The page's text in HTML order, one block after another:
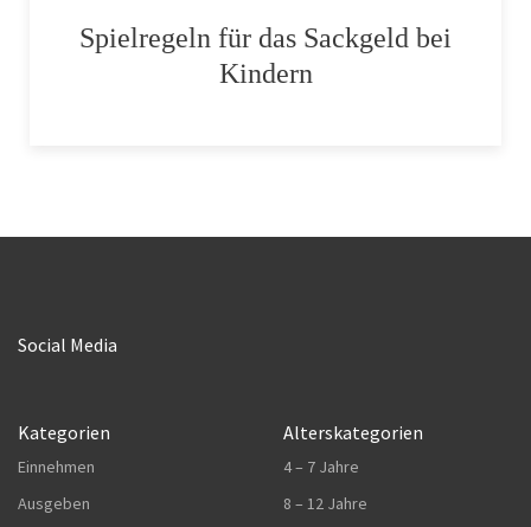
Spielregeln für das Sackgeld bei
Kindern
Social Media
Kategorien
Einnehmen
Ausgeben
Alterskategorien
4 – 7 Jahre
8 – 12 Jahre